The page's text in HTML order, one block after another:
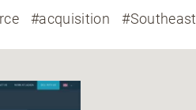
#acquisition #Southeast